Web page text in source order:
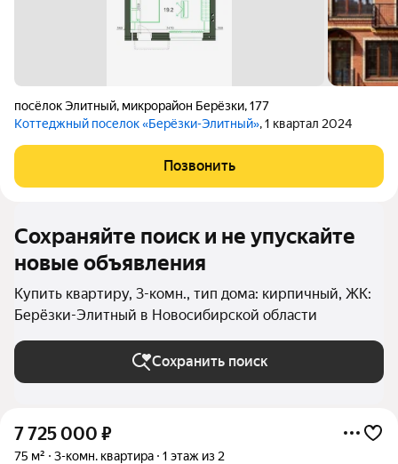
посёлок Элитный, микрорайон Берёзки,177
Коттеджный поселок «Берёзки-Элитный», 1 квартал 2024
Позвонить
Сохраняйте поиск и не упускайте
новые объявления
Купить квартиру, 3-комн., тип дома: кирпичный, ЖК:
Берёзки-Элитный в Новосибирской области
Сохранить поиск
7 725 000 ₽
75 м² 3-комн. квартира 1 этаж из 2